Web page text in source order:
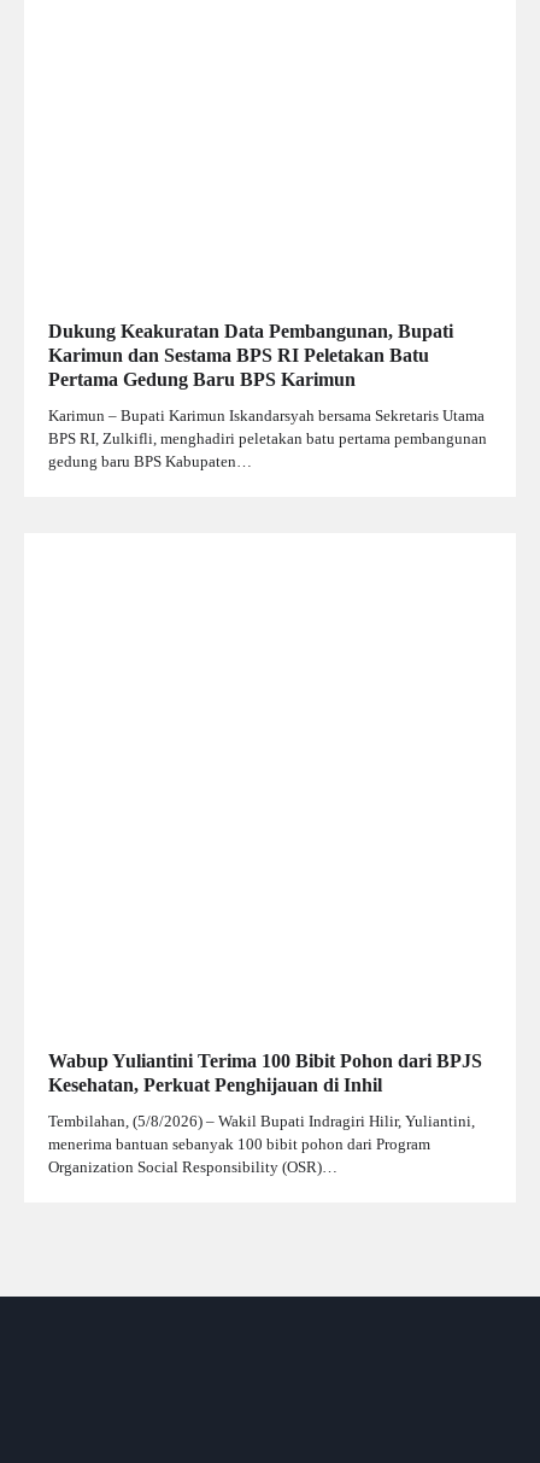
Dukung Keakuratan Data Pembangunan, Bupati
Karimun dan Sestama BPS RI Peletakan Batu
Pertama Gedung Baru BPS Karimun
Karimun – Bupati Karimun Iskandarsyah bersama Sekretaris Utama
BPS RI, Zulkifli, menghadiri peletakan batu pertama pembangunan
gedung baru BPS Kabupaten…
Wabup Yuliantini Terima 100 Bibit Pohon dari BPJS
Kesehatan, Perkuat Penghijauan di Inhil
Tembilahan, (5/8/2026) – Wakil Bupati Indragiri Hilir, Yuliantini,
menerima bantuan sebanyak 100 bibit pohon dari Program
Organization Social Responsibility (OSR)…